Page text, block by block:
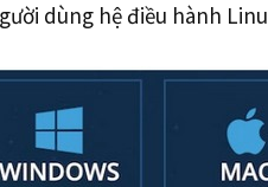
dùng hệ điều hành